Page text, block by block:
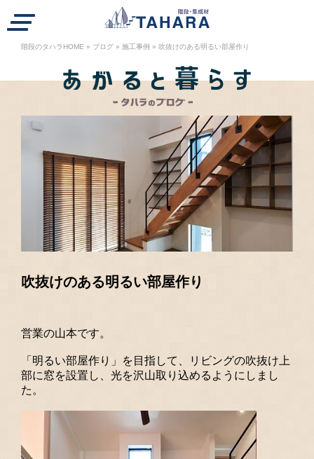
ラの階段紹介
文の流れ
者の方へ
リクルート
お知らせ
カタログ
個人情報保護方針
一般の方
カタログ請求・お問合せ
カタログ請求・お問合せ
階段のタハラHOME » ブログ » 施工事例 » 吹抜けのある明るい部屋作り
吹抜けのある明るい部屋作り
営業の山本です。
「明るい部屋作り」を目指して、リビングの吹抜け上
部に窓を設置し、光を沢山取り込めるようにしまし
た。